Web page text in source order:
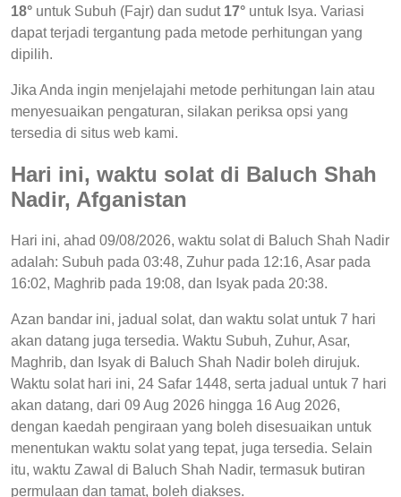
18° untuk Subuh (Fajr) dan sudut 17° untuk Isya. Variasi
dapat terjadi tergantung pada metode perhitungan yang
dipilih.
Jika Anda ingin menjelajahi metode perhitungan lain atau
menyesuaikan pengaturan, silakan periksa opsi yang
tersedia di situs web kami.
Hari ini, waktu solat di Baluch Shah
Nadir, Afganistan
Hari ini, ahad 09/08/2026, waktu solat di Baluch Shah Nadir
adalah: Subuh pada 03:48, Zuhur pada 12:16, Asar pada
16:02, Maghrib pada 19:08, dan Isyak pada 20:38.
Azan bandar ini, jadual solat, dan waktu solat untuk 7 hari
akan datang juga tersedia. Waktu Subuh, Zuhur, Asar,
Maghrib, dan Isyak di Baluch Shah Nadir boleh dirujuk.
Waktu solat hari ini, 24 Safar 1448, serta jadual untuk 7 hari
akan datang, dari 09 Aug 2026 hingga 16 Aug 2026,
dengan kaedah pengiraan yang boleh disesuaikan untuk
menentukan waktu solat yang tepat, juga tersedia. Selain
itu, waktu Zawal di Baluch Shah Nadir, termasuk butiran
permulaan dan tamat, boleh diakses.